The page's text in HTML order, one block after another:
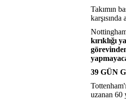
Takımın
kırıklığı
39 GÜN
uzanan 60